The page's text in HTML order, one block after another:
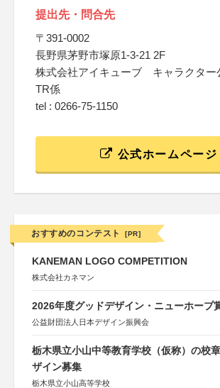
提出先・問合先
〒391-0002
長野県茅野市塚原1-3-21 2F
株式会社アイキューブ キャラクター
TR係
tel : 0266-75-1150
公式ホームページ
おすすめのコンテスト [PR]
KANEMAN LOGO COMPETITION
株式会社カネマン
2026年度グッドデザイン・ニューホープ
公益財団法人日本デザイン振興会
栃木県立小山中等教育学校（仮称）の校
ザイン募集
栃木県立小山高等学校